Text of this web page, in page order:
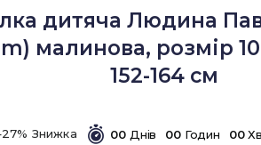
дитяча Людина
малинова, розмір
152-164 см
00 Днів 00 Годин 00